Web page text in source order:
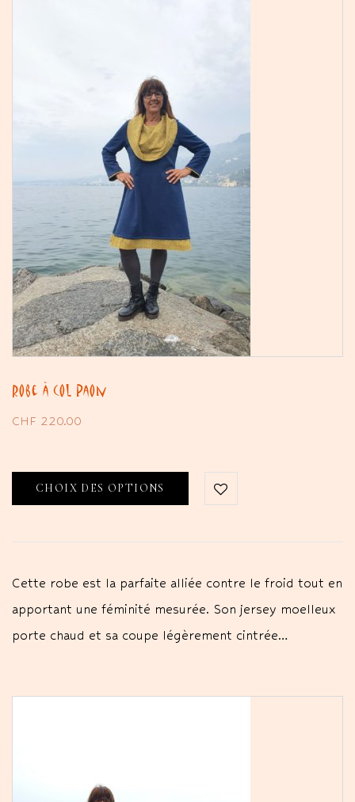
Robe à col Paon
CHF 220.00
CHOIX DES OPTIONS
Cette robe est la parfaite alliée contre le froid tout en
apportant une féminité mesurée. Son jersey moelleux
porte chaud et sa coupe légèrement cintrée…